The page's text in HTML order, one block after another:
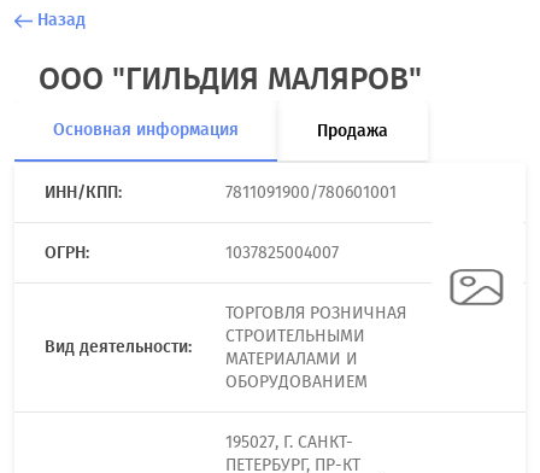
Назад
ООО "ГИЛЬДИЯ МАЛЯРОВ"
Основная информация Продажа
ИНН/КПП: 7811091900/780601001
ОГРН: 1037825004007
Вид деятельности:
ТОРГОВЛЯ РОЗНИЧНАЯ
СТРОИТЕЛЬНЫМИ
МАТЕРИАЛАМИ И
ОБОРУДОВАНИЕМ
195027, Г. САНКТ-
ПЕТЕРБУРГ, ПР-КТ